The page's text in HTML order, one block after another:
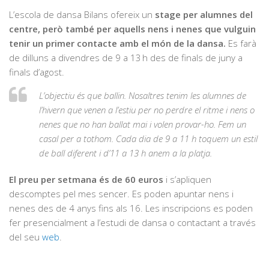
L’escola de dansa Bilans ofereix un stage per alumnes del
centre, però també per aquells nens i nenes que vulguin
tenir un primer contacte amb el món de la dansa. Es farà
de dilluns a divendres de 9 a 13 h des de finals de juny a
finals d’agost.
L’objectiu és que ballin. Nosaltres tenim les alumnes de
l’hivern que venen a l’estiu per no perdre el ritme i nens o
nenes que no han ballat mai i volen provar-ho. Fem un
casal per a tothom. Cada dia de 9 a 11 h toquem un estil
de ball diferent i d’11 a 13 h anem a la platja.
El preu per setmana és de 60 euros i s’apliquen
descomptes pel mes sencer. Es poden apuntar nens i
nenes des de 4 anys fins als 16. Les inscripcions es poden
fer presencialment a l’estudi de dansa o contactant a través
del seu web